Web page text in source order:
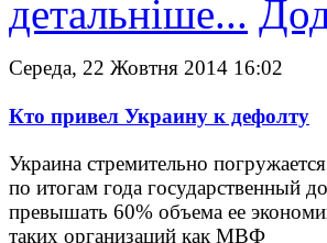
детальніше...
Середа, 22 Жовтня 2014 16:02
Кто привел Украину к дефолту
Украина стремительно
по итогам года государственный
превышать 60% объема ее
таких организаций как МВФ